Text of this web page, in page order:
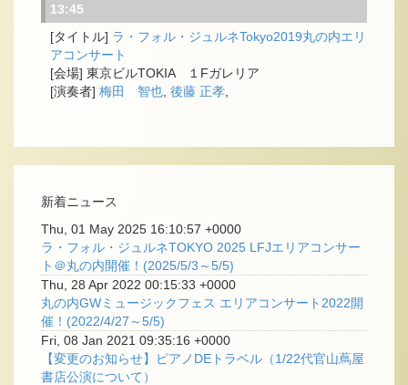
13:45
ラ・フォル・ジュルネTokyo2019丸の内エリ
アコンサート
東京ビルTOKIA １Fガレリア
梅田 智也 後藤 正孝
新着ニュース
Thu, 01 May 2025 16:10:57 +0000
ラ・フォル・ジュルネTOKYO 2025 LFJエリアコンサー
ト＠丸の内開催！(2025/5/3～5/5)
Thu, 28 Apr 2022 00:15:33 +0000
丸の内GWミュージックフェス エリアコンサート2022開
催！(2022/4/27～5/5)
Fri, 08 Jan 2021 09:35:16 +0000
【変更のお知らせ】ピアノDEトラベル（1/22代官山蔦屋
書店公演について）